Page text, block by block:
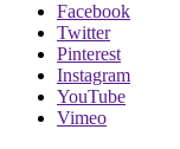
Facebook
Twitter
Pinterest
Instagram
YouTube
Vimeo